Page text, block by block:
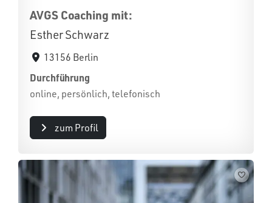
AVGS Coaching mit:
Esther Schwarz
13156 Berlin
Durchführung
online, persönlich, telefonisch
zum Profil